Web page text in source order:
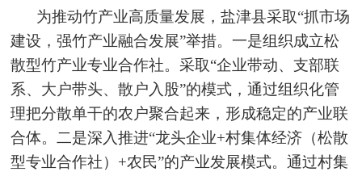
为推动竹产业高质量发展，盐津县采取“抓市场
建设，强竹产业融合发展”举措。一是组织成立松
散型竹产业专业合作社。采取“企业带动、支部联
系、大户带头、散户入股”的模式，通过组织化管
理把分散单干的农户聚合起来，形成稳定的产业联
合体。二是深入推进“龙头企业+村集体经济（松散
型专业合作社）+农民”的产业发展模式。通过村集